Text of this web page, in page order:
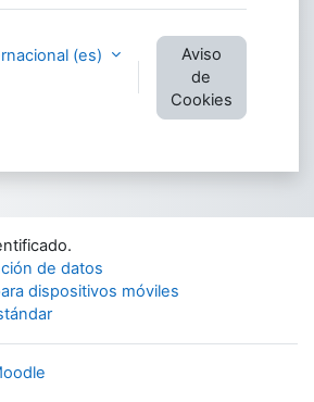
‎(es)‎
Aviso
de
Cookies
de datos
dispositivos móviles